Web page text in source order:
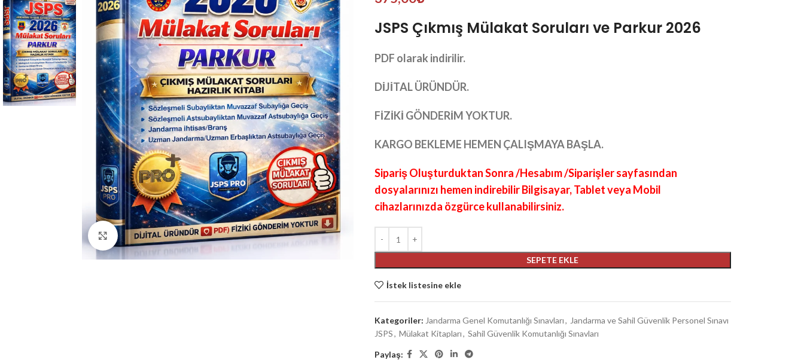
Click to enlarge
JSPS Çıkmış Mülakat Soruları ve Parkur 2026
PDF olarak indirilir.
DİJİTAL ÜRÜNDÜR.
FİZİKİ GÖNDERİM YOKTUR.
KARGO BEKLEME HEMEN ÇALIŞMAYA BAŞLA.
Sipariş Oluşturduktan Sonra /Hesabım /Siparişler sayfasından
dosyalarınızı hemen indirebilir Bilgisayar, Tablet veya Mobil
cihazlarınızda özgürce kullanabilirsiniz.
SEPETE EKLE
İstek listesine ekle
Kategoriler: Jandarma Genel Komutanlığı Sınavları, Jandarma ve Sahil Güvenlik Personel Sınavı
JSPS, Mülakat Kitapları, Sahil Güvenlik Komutanlığı Sınavları
Paylaş: